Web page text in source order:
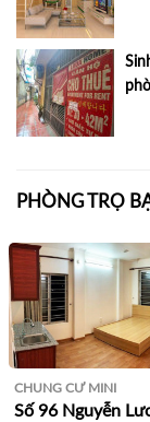
PHÒNG TRỌ
CHUNG CƯ MINI
Số 96 Nguyễn